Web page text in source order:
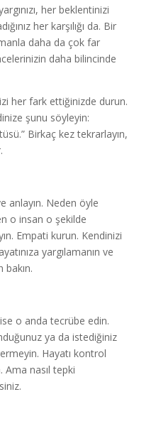
her beklentinizi
her karşılığı da. Bir
daha da çok far
daha bilincinde
her fark ettiğinizde durun.
şunu söyleyin:
Birkaç kez tekrarlayın,
anlayın. Neden öyle
o insan o şekilde
Empati kurun. Kendinizi
yargılamanın ve
o anda tecrübe edin.
ya da istediğiniz
Hayatı kontrol
Ama nasıl tepki